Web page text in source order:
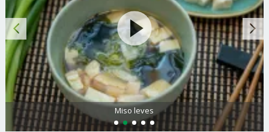
Citromos palacsinta